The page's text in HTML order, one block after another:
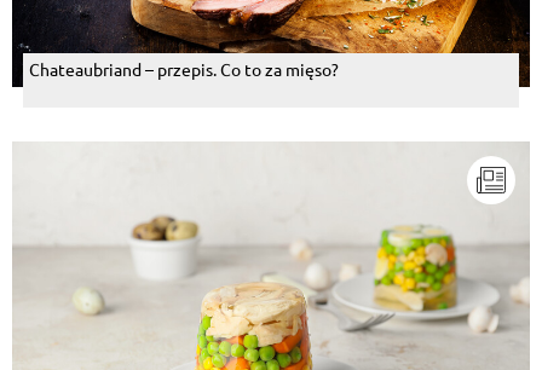
Chateaubriand – przepis. Co to za mięso?